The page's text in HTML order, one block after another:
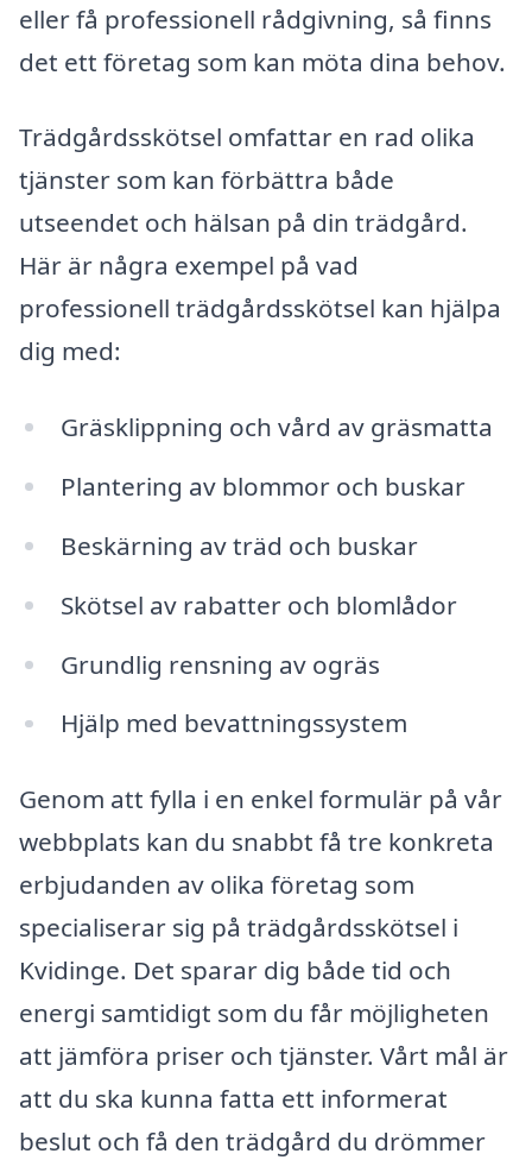
eller få professionell rådgivning, så finns
det ett företag som kan möta dina behov.
Trädgårdsskötsel omfattar en rad olika
tjänster som kan förbättra både
utseendet och hälsan på din trädgård.
Här är några exempel på vad
professionell trädgårdsskötsel kan hjälpa
dig med:
Gräsklippning och vård av gräsmatta
Plantering av blommor och buskar
Beskärning av träd och buskar
Skötsel av rabatter och blomlådor
Grundlig rensning av ogräs
Hjälp med bevattningssystem
Genom att fylla i en enkel formulär på vår
webbplats kan du snabbt få tre konkreta
erbjudanden av olika företag som
specialiserar sig på trädgårdsskötsel i
Kvidinge. Det sparar dig både tid och
energi samtidigt som du får möjligheten
att jämföra priser och tjänster. Vårt mål är
att du ska kunna fatta ett informerat
beslut och få den trädgård du drömmer